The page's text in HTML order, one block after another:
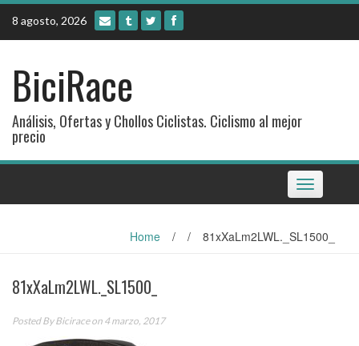
Skip
content
8 agosto, 2026
BiciRace
Análisis, Ofertas y Chollos Ciclistas. Ciclismo al mejor
precio
Toggle
navigation
Home / / 81xXaLm2LWL._SL1500_
81xXaLm2LWL._SL1500_
Posted ByBiciraceon 4 marzo, 2017